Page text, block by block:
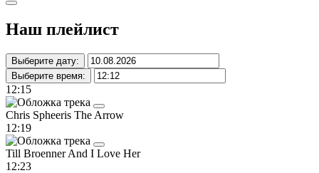
Наш плейлист
Выберите дату:
Выберите время:
12:15
Chris Spheeris The Arrow
12:19
Till BroennerAnd I Love Her
12:23